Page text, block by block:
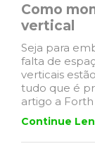
Como
vertical
Seja para
falta de
verticais
tudo que é
artigo a Forth
Continue